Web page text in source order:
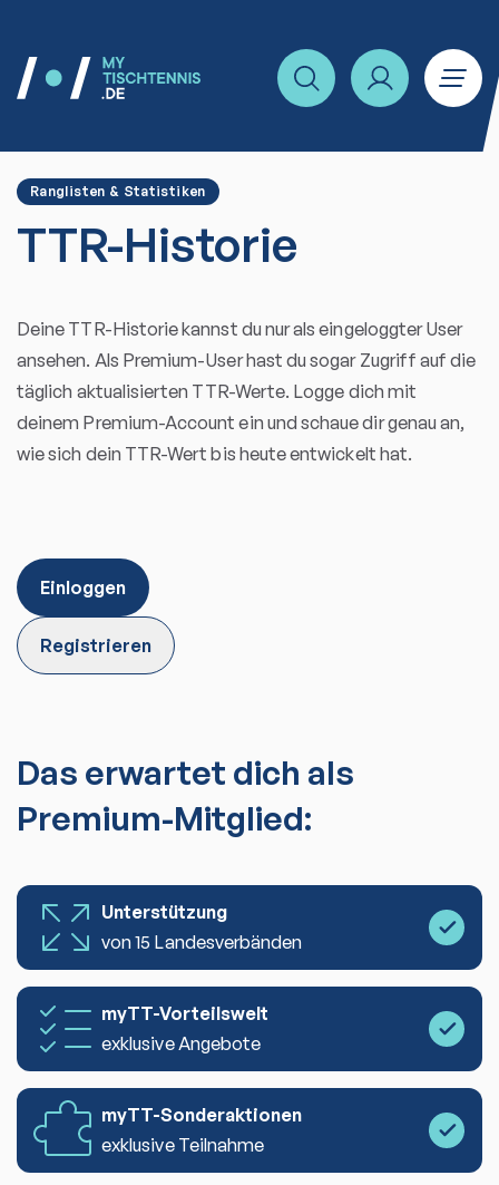
Ranglisten & Statistiken
TTR-Historie
Deine TTR-Historie kannst du nur als eingeloggter User
ansehen. Als Premium-User hast du sogar Zugriff auf die
täglich aktualisierten TTR-Werte. Logge dich mit
deinem Premium-Account ein und schaue dir genau an,
wie sich dein TTR-Wert bis heute entwickelt hat.
Einloggen
Registrieren
Das erwartet dich als
Premium-Mitglied:
Unterstützung
von 15 Landesverbänden
myTT-Vorteilswelt
exklusive Angebote
myTT-Sonderaktionen
exklusive Teilnahme